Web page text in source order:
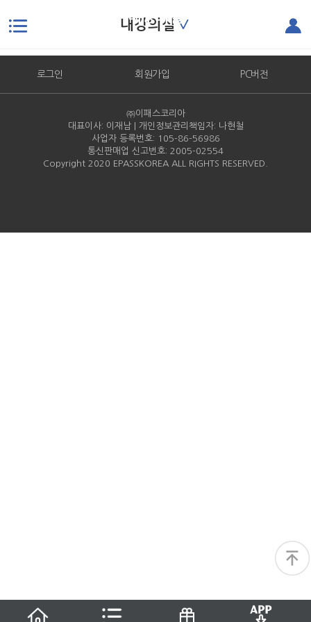
본문으로 바로가기
내강의실 ∨
내강의실
로그인 회원가입 PC버전
㈜이패스코리아
대표이사: 이재남 | 개인정보관리책임자: 나현철
사업자 등록번호: 105-86-56986
통신판매업 신고번호: 2005-02554
Copyright 2020 EPASSKOREA ALL RIGHTS RESERVED.